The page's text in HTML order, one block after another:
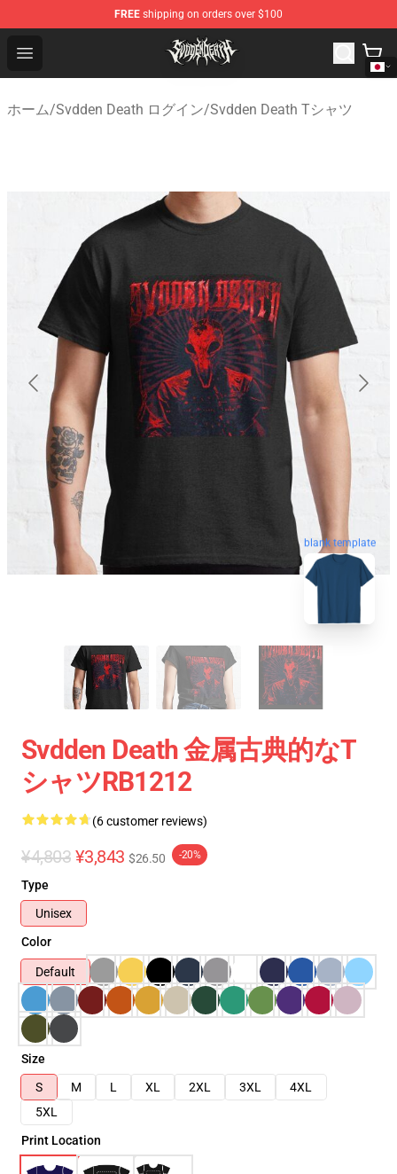
FREE shipping on orders over $100
Open menu
Svdden Death Shop - Official Svdden Death
ホーム/Svdden Death ログイン/Svdden Death Tシャツ
blank template
Svdden Death 金属古典的なT
シャツRB1212
(6 customer reviews)
¥4,803 ¥3,843 $26.50 -20%
Type
Unisex
Color
Default
Size
S
M L XL 2XL 3XL
4XL
5XL
Print Location